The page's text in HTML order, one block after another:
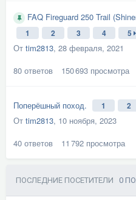
FAQ Fireguard 250 Trail
1 2 3 4 5
От tim2813, 28 февраля, 2021
80 ответов 150 693 просмотра
Поперёшный поход. 1 2
От tim2813, 10 ноября, 2023
40 ответов 11 792 просмотра
ПОСЛЕДНИЕ ПОСЕТИТЕЛИ 0